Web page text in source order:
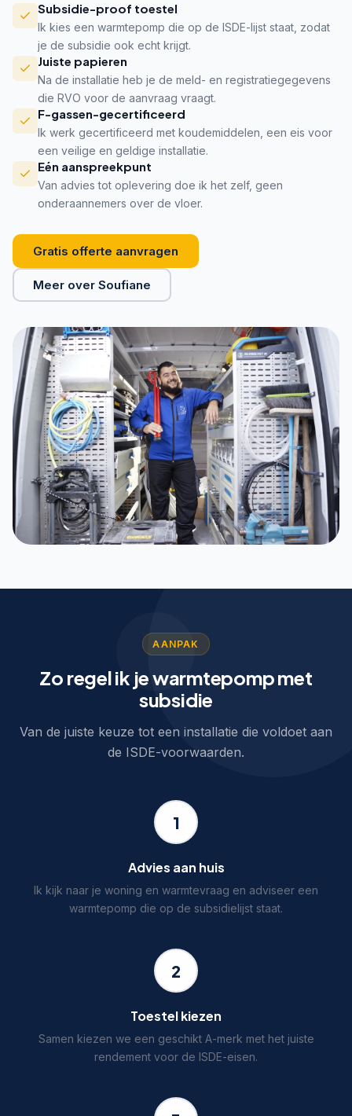
Subsidie-proof toestel
Ik kies een warmtepomp die op de ISDE-lijst staat, zodat
je de subsidie ook echt krijgt.
Juiste papieren
Na de installatie heb je de meld- en registratiegegevens
die RVO voor de aanvraag vraagt.
F-gassen-gecertificeerd
Ik werk gecertificeerd met koudemiddelen, een eis voor
een veilige en geldige installatie.
Eén aanspreekpunt
Van advies tot oplevering doe ik het zelf, geen
onderaannemers over de vloer.
Gratis offerte aanvragen
Meer over Soufiane
AANPAK
Zo regel ik je warmtepomp met
subsidie
Van de juiste keuze tot een installatie die voldoet aan
de ISDE-voorwaarden.
1
Advies aan huis
Ik kijk naar je woning en warmtevraag en adviseer een
warmtepomp die op de subsidielijst staat.
2
Toestel kiezen
Samen kiezen we een geschikt A-merk met het juiste
rendement voor de ISDE-eisen.